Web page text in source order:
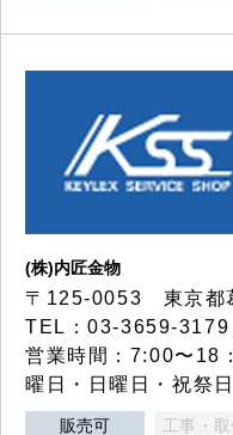
(株)内匠金物
〒125-0053 東京都
TEL：03-3659-
営業時間：7:00〜18
曜日・日曜日・祝祭日
販売可 工事・